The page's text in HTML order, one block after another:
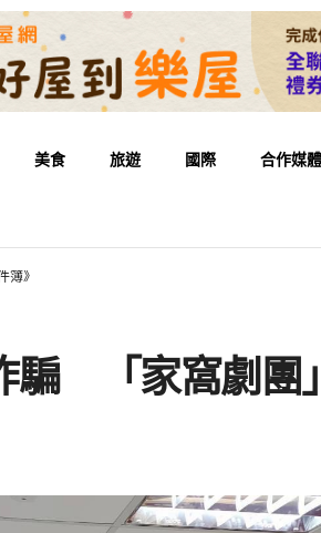
美食 旅遊 國際 合作媒體
簿》
騙 「家窩劇團